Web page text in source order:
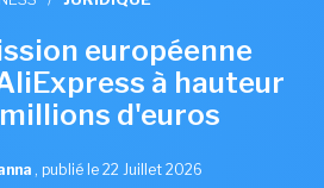
européenne
à hauteur
d'euros
, publié le 22 Juillet 2026